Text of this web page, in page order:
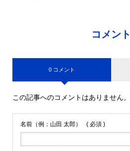
コメント
0 コメント
この記事へのコメントはありません。
名前（例：山田 太郎） ( 必須 )